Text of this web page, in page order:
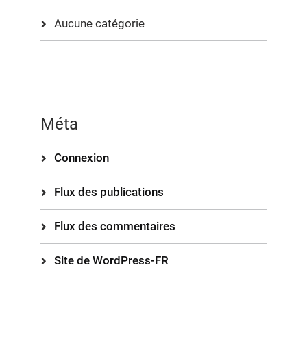
Aucune catégorie
Méta
Connexion
Flux des publications
Flux des commentaires
Site de WordPress-FR